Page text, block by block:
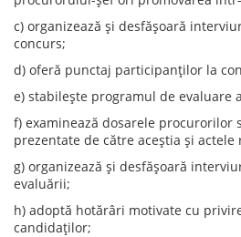
c) organizează și desfășoară
concurs;
d) oferă punctaj participanților la
e) stabilește programul de evaluare
f) examinează dosarele procurorilor
prezentate de către aceștia și
g) organizează și desfășoară
evaluării;
h) adoptă hotărâri motivate cu
candidaților;